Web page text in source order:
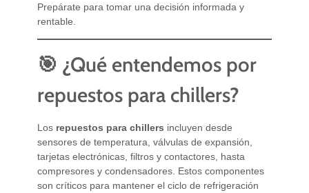
Prepárate para tomar una decisión informada y
rentable.
🎯 ¿Qué entendemos por
repuestos para chillers?
Los repuestos para chillers incluyen desde
sensores de temperatura, válvulas de expansión,
tarjetas electrónicas, filtros y contactores, hasta
compresores y condensadores. Estos componentes
son críticos para mantener el ciclo de refrigeración